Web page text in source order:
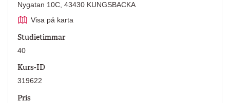
Nygatan 10C, 43430 KUNGSBACKA
Visa på karta
Studietimmar
40
Kurs-ID
319622
Pris